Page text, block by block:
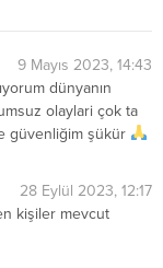
9 Mayıs 2023, 14:43
dünyanın
olaylari çok ta
güvenliğim şükür
28 Eylül 2023, 12:17
kişiler mevcut